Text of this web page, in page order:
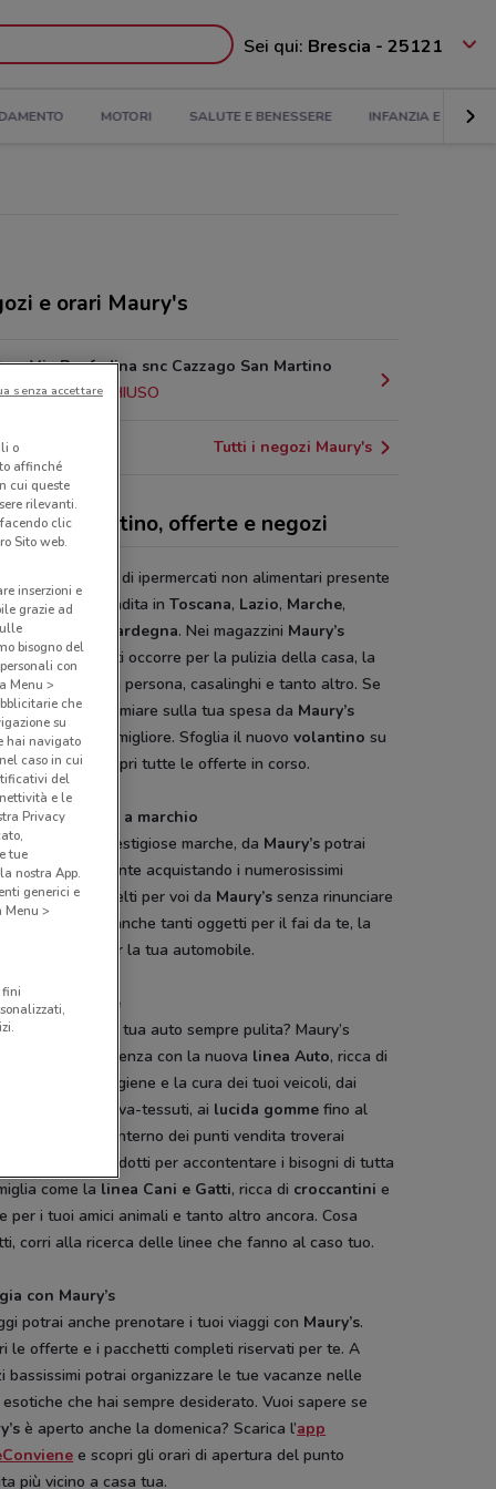
Sei qui: Brescia - 25121
MOTORI SALUTE E BENESSERE INFANZIA E GIOCHI
e orari Maury's
Via Bonfadina snc Cazzago San Martino
15.3 km
CHIUSO
Tutti i negozi Maury's
- volantino, offerte e negozi
è una catena di ipermercati non alimentari presente
suoi 73 punti vendita inToscana, Lazio, Marche,
, Sardegna. Nei magazzini Maury’s
tutto ciò che ti occorre per la pulizia della casa, la
igiene della persona, casalinghi e tanto altro. Se
di risparmiare sulla tua spesa da Maury’s
farlo nel modo migliore. Sfoglia il nuovovolantino su
e scopri tutte le offerte in corso.
prodotti a marchio
tutte le più prestigiose marche, da Maury’s potrai
ulteriormente acquistando i numerosissimi
a marchio, scelti per voi da Maury’s senza rinunciare
Troverai anche tanti oggetti per il fai da te, la
del giardino e per la tua automobile.
intelligente
mantenere la tua auto sempre pulita? Maury’s
ogni tua esigenza con la nuova linea Auto, ricca di
pensati per l’igiene e la cura dei tuoi veicoli, dai
ai lava-tessuti, ai lucida gomme fino al
batteria. Ma all’ interno dei punti vendita troverai
linee di prodotti per accontentare i bisogni di tutta
come la linea Cani e Gatti, ricca di croccantinie
per i tuoi amici animali e tanto altro ancora. Cosa
corri alla ricerca delle linee che fanno al caso tuo.
con Maury’s
potrai anche prenotare i tuoi viaggi con Maury’s.
le offerte e i pacchetti completi riservati per te. A
bassissimi potrai organizzare le tue vacanze nelle
che hai sempre desiderato. Vuoi sapere se
è aperto anche la domenica? Scarica l’app
e scopri gli orari di apertura del punto
più vicino a casa tua.
o
affinché
cui queste
rilevanti.
clic
Sito web.
inserzioni e
grazie ad
bisogno del
con
Menu >
che
su
hai navigato
caso in cui
del
e le
Privacy
tue
nostra App.
generici e
Menu >
fini
senza accettare